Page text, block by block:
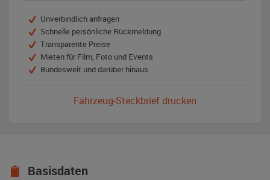
Unverbindlich anfragen
Schnelle persönliche Rückmeldung
Transparente Preise
Mieten für Film, Foto und Events
Bundesweit und darüber hinaus
Fahrzeug-Steckbrief drucken
Basisdaten